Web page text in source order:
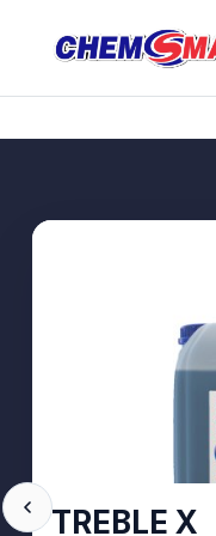
TREBLE X